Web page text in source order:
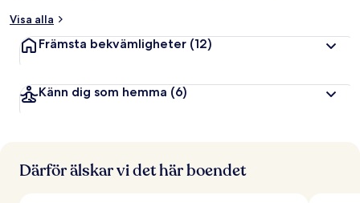
r
e
n
Visa alla
Främsta bekvämligheter (12)
Känn dig som hemma (6)
Därför älskar vi det här boendet